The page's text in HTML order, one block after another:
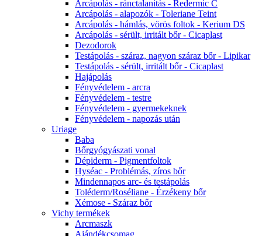
Arcápolás - ránctalanítás - Redermic C
Arcápolás - alapozók - Toleriane Teint
Arcápolás - hámlás, vörös foltok - Kerium DS
Arcápolás - sérült, irritált bőr - Cicaplast
Dezodorok
Testápolás - száraz, nagyon száraz bőr - Lipikar
Testápolás - sérült, irritált bőr - Cicaplast
Hajápolás
Fényvédelem - arcra
Fényvédelem - testre
Fényvédelem - gyermekeknek
Fényvédelem - napozás után
Uriage
Baba
Bőrgyógyászati vonal
Dépiderm - Pigmentfoltok
Hyséac - Problémás, zíros bőr
Mindennapos arc- és testápolás
Toléderm/Roséliane - Érzékeny bőr
Xémose - Száraz bőr
Vichy termékek
Arcmaszk
Ajándékcsomag